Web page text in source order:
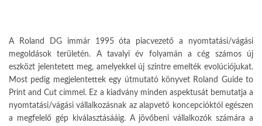
A Roland DG immár 1995 óta piacve­zető a nyomtatási/vágási
megoldá­sok területén. A tavalyi év folyamán a cég számos új
eszközt jelentetett meg, amelyekkel új szintre emelték evolúciójukat.
Most pedig megje­lentettek egy útmutató könyvet Ro­land Guide to
Print and Cut címmel. Ez a kiadvány minden aspektusát be­mutatja a
nyomtatási/vágási vállal­kozásnak az alapvető koncepcióktól egészen
a megfelelő gép kiválasztá­sááig. A jövőbeni vállalkozók számá­ra a